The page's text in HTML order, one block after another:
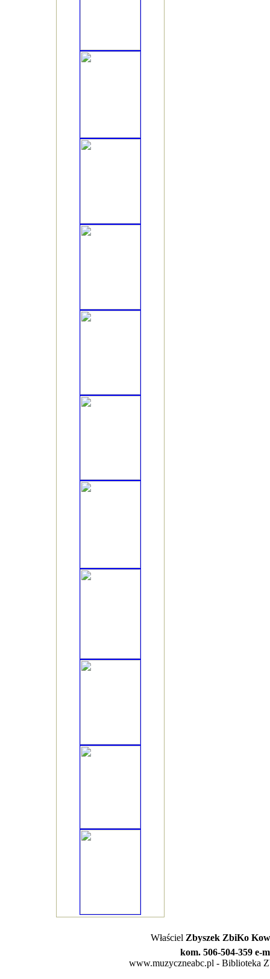
Właściel Zbyszek ZbiKo
kom. 506-504-359 e-
www.muzyczneabc.pl - Biblioteka